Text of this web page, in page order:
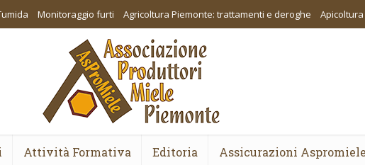
Monitoraggio furti Agricoltura Piemonte: trattamenti e deroghe
Attività Formativa Editoria Assicurazioni Aspromiele